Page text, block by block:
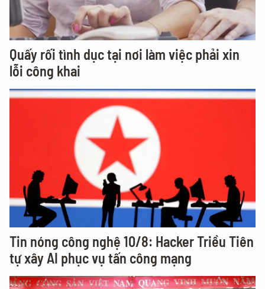
Quấy rối tình dục tại nơi làm việc phải xin
lỗi công khai
Tin nóng công nghệ 10/8: Hacker Triều Tiên
tự xây AI phục vụ tấn công mạng